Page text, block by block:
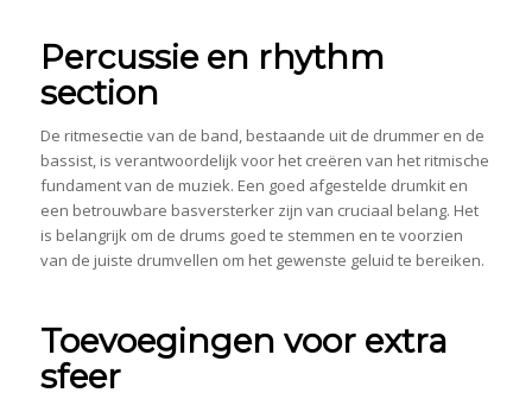
Percussie en rhythm
section
De ritmesectie van de band, bestaande uit de drummer en de
bassist, is verantwoordelijk voor het creëren van het ritmische
fundament van de muziek. Een goed afgestelde drumkit en
een betrouwbare basversterker zijn van cruciaal belang. Het
is belangrijk om de drums goed te stemmen en te voorzien
van de juiste drumvellen om het gewenste geluid te bereiken.
Toevoegingen voor extra
sfeer